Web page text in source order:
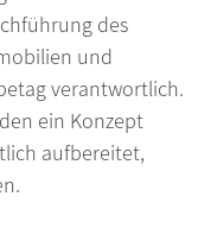
des
und
verantwortlich.
ein Konzept
aufbereitet,